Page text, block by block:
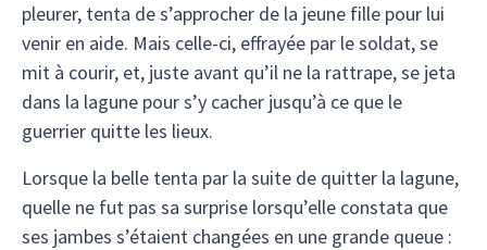
pleurer, tenta de s’approcher de la jeune fille pour lui
venir en aide. Mais celle-ci, effrayée par le soldat, se
mit à courir, et, juste avant qu’il ne la rattrape, se jeta
dans la lagune pour s’y cacher jusqu’à ce que le
guerrier quitte les lieux.
Lorsque la belle tenta par la suite de quitter la lagune,
quelle ne fut pas sa surprise lorsqu’elle constata que
ses jambes s’étaient changées en une grande queue :